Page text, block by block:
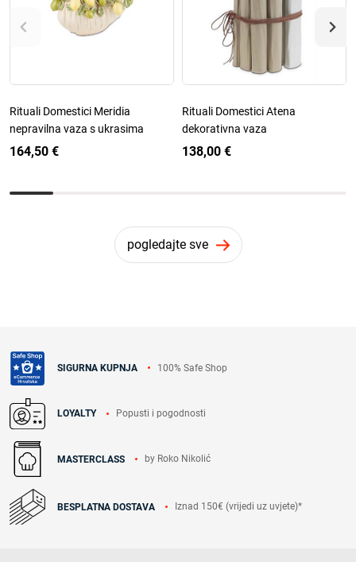
Rituali Domestici Meridia
nepravilna vaza s ukrasima
164,50 €
Rituali Domestici Atena
dekorativna vaza
138,00 €
pogledajte sve
SIGURNA KUPNJA 100% Safe Shop
LOYALTY Popusti i pogodnosti
MASTERCLASS by Roko Nikolić
BESPLATNA DOSTAVA Iznad 150€ (vrijedi uz uvjete)*